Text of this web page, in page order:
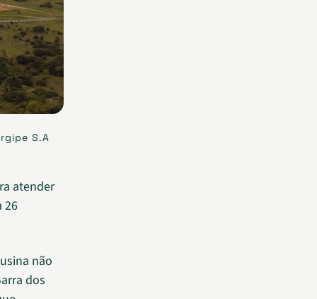
S.A
atender
26
não
dos